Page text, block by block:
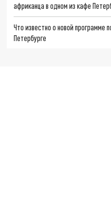
африканца в одном из кафе
Что известно о новой программе
Петербурге